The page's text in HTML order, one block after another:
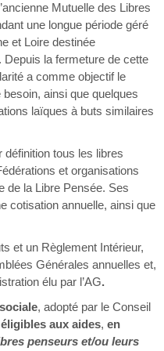
Mutuelle des Libres
une longue période géré
et Loire destinée
la fermeture de cette
a comme objectif le
ainsi que quelques
laïques à buts similaires
tous les libres
et organisations
de la Libre Pensée. Ses
cotisation annuelle, ainsi que
et un Règlement Intérieur,
Générales annuelles et,
élu par l’AG.
, adopté par le Conseil
aux aides, en
penseurs et/ou leurs